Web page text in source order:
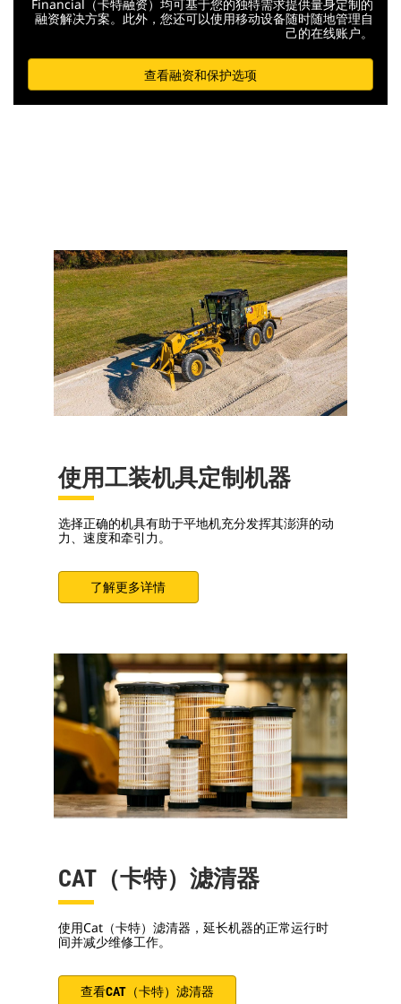
Financial（卡特融资）均可基于您的独特需求提供量身定制的
融资解决方案。此外，您还可以使用移动设备随时随地管理自
己的在线账户。
查看融资和保护选项
使用工装机具定制机器
选择正确的机具有助于平地机充分发挥其澎湃的动
力、速度和牵引力。
了解更多详情
CAT（卡特）滤清器
使用Cat（卡特）滤清器，延长机器的正常运行时
间并减少维修工作。
查看CAT（卡特）滤清器